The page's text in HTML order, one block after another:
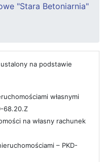
"Stara Betoniarnia"
ustalony na podstawie
własnymi
68.20.Z
na własny rachunek
– PKD-